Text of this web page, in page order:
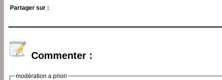
Partager sur :
Commenter :
modération a priori